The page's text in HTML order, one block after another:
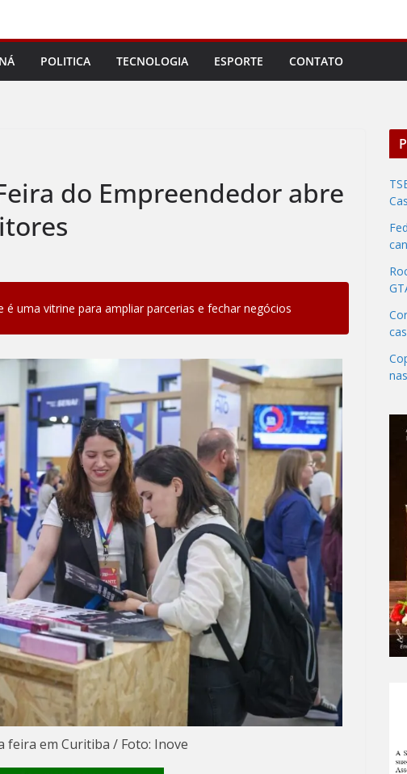
POLITICA TECNOLOGIA ESPORTE CONTATO
do Empreendedor abre
é uma vitrine para ampliar parcerias e fechar negócios
feira em Curitiba / Foto: Inove